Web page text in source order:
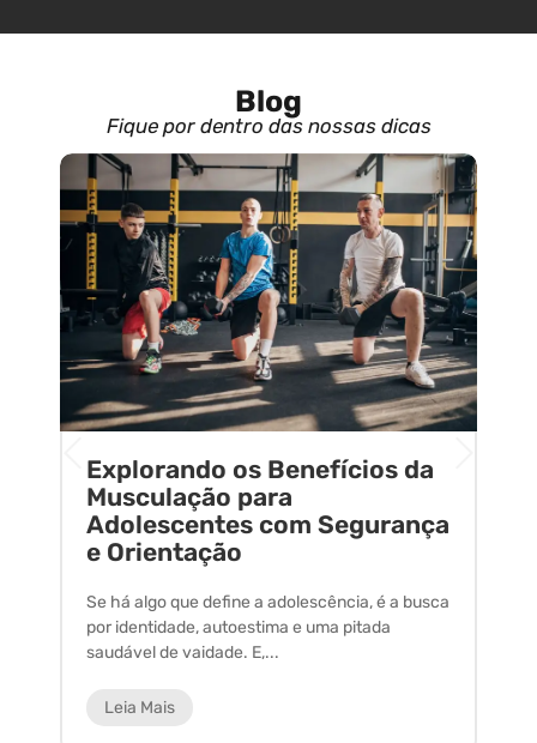
Blog
Fique por dentro das nossas dicas
Explorando os Benefícios da
Musculação para
Adolescentes com Segurança
e Orientação
Se há algo que define a adolescência, é a busca
por identidade, autoestima e uma pitada
saudável de vaidade. E,...
Leia Mais